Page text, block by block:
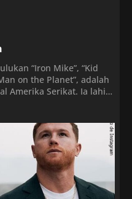
hanya akan
Tyson yang
kelas berat sejati
para fans […]
“Iron Mike”, “Kid
on the Planet”, adalah
Amerika Serikat. Ia lahir
menjadi salah satu
memiliki masa muda
geng jalanan dan